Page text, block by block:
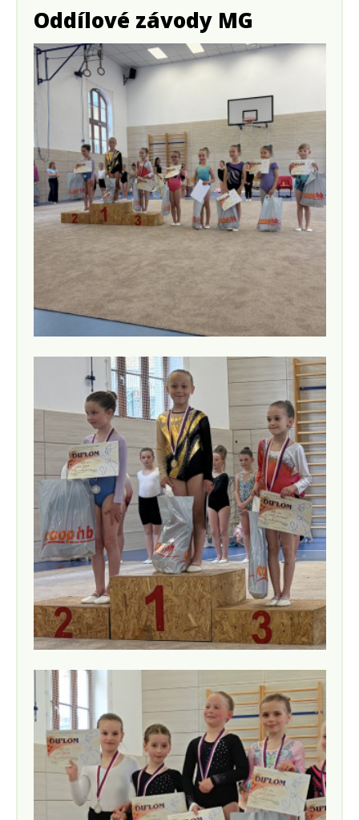
Oddílové závody MG